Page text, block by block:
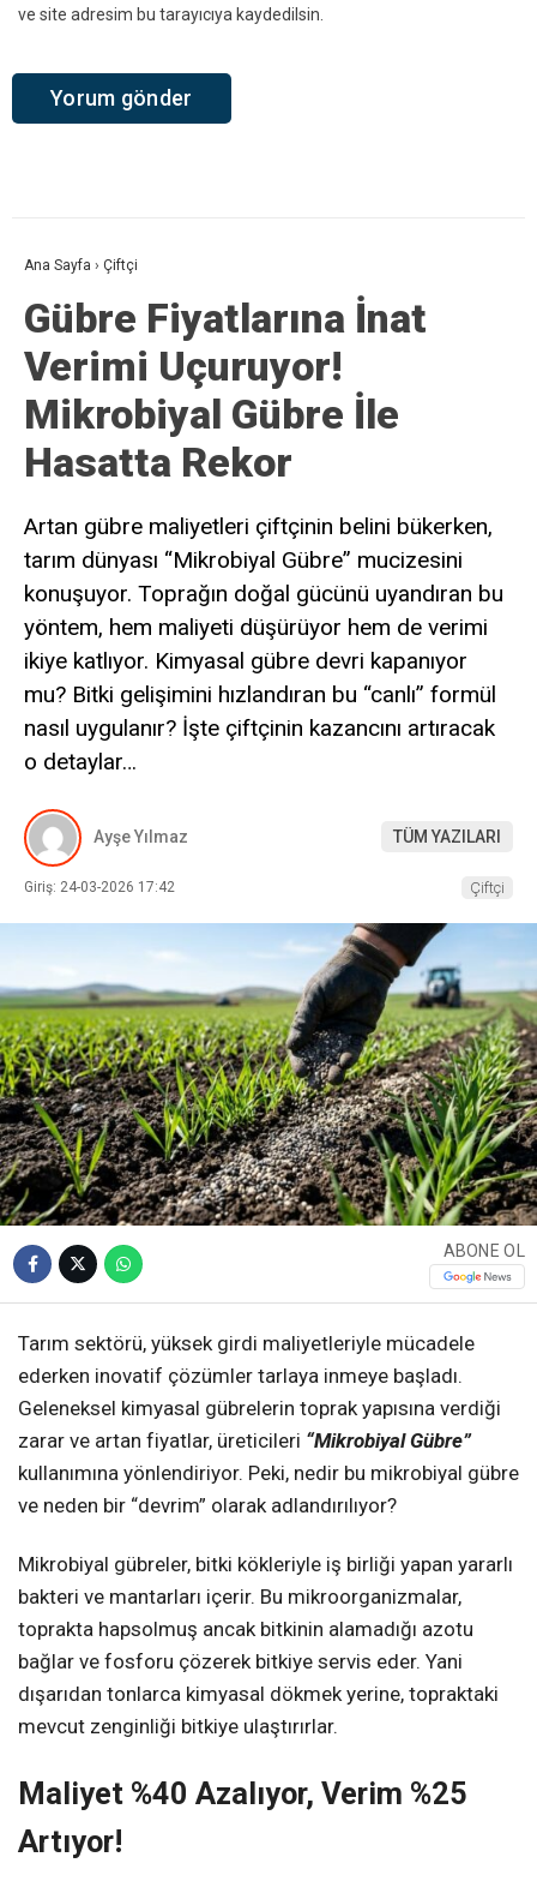
ve site adresim bu tarayıcıya kaydedilsin.
Ana Sayfa › Çiftçi
Gübre Fiyatlarına İnat
Verimi Uçuruyor!
Mikrobiyal Gübre İle
Hasatta Rekor
Artan gübre maliyetleri çiftçinin belini bükerken,
tarım dünyası “Mikrobiyal Gübre” mucizesini
konuşuyor. Toprağın doğal gücünü uyandıran bu
yöntem, hem maliyeti düşürüyor hem de verimi
ikiye katlıyor. Kimyasal gübre devri kapanıyor
mu? Bitki gelişimini hızlandıran bu “canlı” formül
nasıl uygulanır? İşte çiftçinin kazancını artıracak
o detaylar…
Ayşe Yılmaz TÜM YAZILARI
Giriş: 24-03-2026 17:42 Çiftçi
ABONE OL
Tarım sektörü, yüksek girdi maliyetleriyle mücadele
ederken inovatif çözümler tarlaya inmeye başladı.
Geleneksel kimyasal gübrelerin toprak yapısına verdiği
zarar ve artan fiyatlar, üreticileri “Mikrobiyal Gübre”
kullanımına yönlendiriyor. Peki, nedir bu mikrobiyal gübre
ve neden bir “devrim” olarak adlandırılıyor?
Mikrobiyal gübreler, bitki kökleriyle iş birliği yapan yararlı
bakteri ve mantarları içerir. Bu mikroorganizmalar,
toprakta hapsolmuş ancak bitkinin alamadığı azotu
bağlar ve fosforu çözerek bitkiye servis eder. Yani
dışarıdan tonlarca kimyasal dökmek yerine, topraktaki
mevcut zenginliği bitkiye ulaştırırlar.
Maliyet %40 Azalıyor, Verim %25
Artıyor!